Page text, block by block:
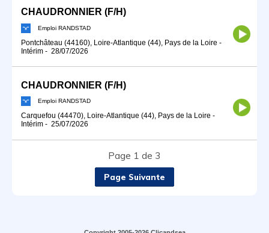
CHAUDRONNIER (F/H)
Emploi RANDSTAD
Pontchâteau (44160), Loire-Atlantique (44), Pays de la Loire -
Intérim - 28/07/2026
CHAUDRONNIER (F/H)
Emploi RANDSTAD
Carquefou (44470), Loire-Atlantique (44), Pays de la Loire -
Intérim - 25/07/2026
Page 1 de 3
Page Suivante